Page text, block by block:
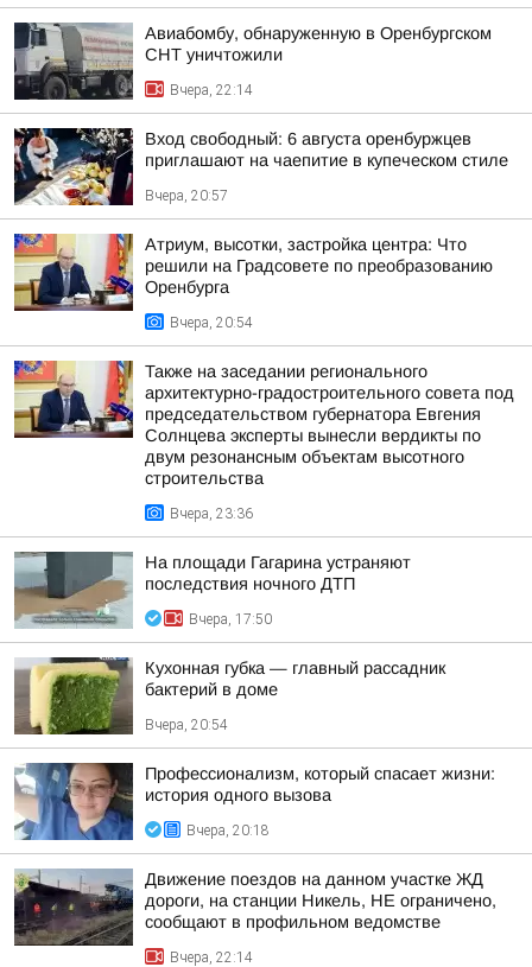
Авиабомбу, обнаруженную в Оренбургском
СНТ уничтожили
Вчера, 22:14
Вход свободный: 6 августа оренбуржцев
приглашают на чаепитие в купеческом стиле
Вчера, 20:57
Атриум, высотки, застройка центра: Что
решили на Градсовете по преобразованию
Оренбурга
Вчера, 20:54
Также на заседании регионального
архитектурно-градостроительного совета под
председательством губернатора Евгения
Солнцева эксперты вынесли вердикты по
двум резонансным объектам высотного
строительства
Вчера, 23:36
На площади Гагарина устраняют
последствия ночного ДТП
Вчера, 17:50
Кухонная губка — главный рассадник
бактерий в доме
Вчера, 20:54
Профессионализм, который спасает жизни:
история одного вызова
Вчера, 20:18
Движение поездов на данном участке ЖД
дороги, на станции Никель, НЕ ограничено,
сообщают в профильном ведомстве
Вчера, 22:14